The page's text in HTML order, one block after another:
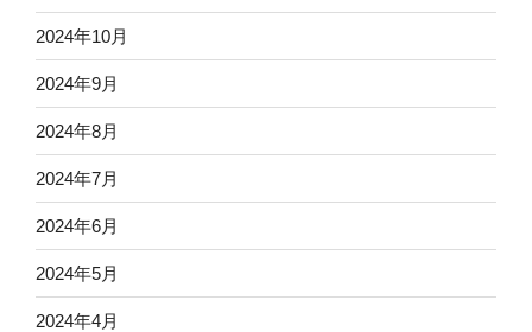
2024年10月
2024年9月
2024年8月
2024年7月
2024年6月
2024年5月
2024年4月